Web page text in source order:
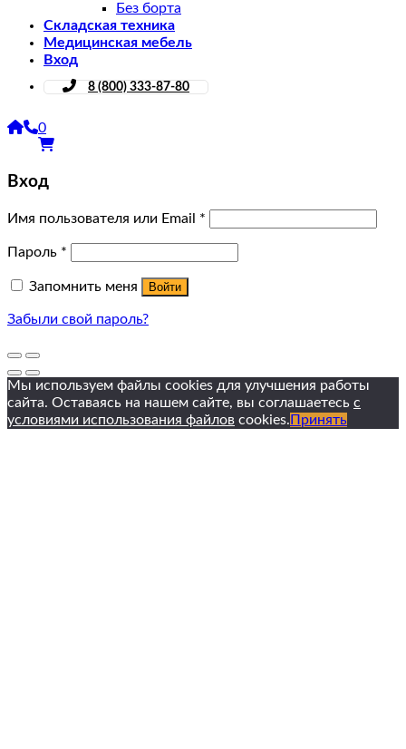
Без борта
Складская техника
Медицинская мебель
Вход
8 (800) 333-87-80
0
Вход
Имя пользователя или Email *
Пароль *
Запомнить меня Войти
Забыли свой пароль?
Мы используем файлы cookies для улучшения работы
сайта. Оставаясь на нашем сайте, вы соглашаетесь с
условиями использования файлов cookies. Принять